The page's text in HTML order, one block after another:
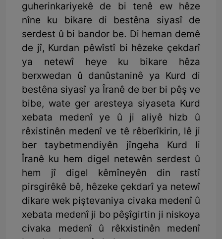
guherinkariyekê de bi tenê ew hêze
nîne ku bikare di bestêna siyasî de
serdest û bi bandor be. Di heman demê
de jî, Kurdan pêwîstî bi hêzeke çekdarî
ya netewî heye ku bikare hêza
berxwedan û danûstaninê ya Kurd di
bestêna siyasî ya Îranê de ber bi pêş ve
bibe, wate ger aresteya siyaseta Kurd
xebata medenî ye û ji aliyê hizb û
rêxistinên medenî ve tê rêberîkirin, lê ji
ber taybetmendiyên jîngeha Kurd li
Îranê ku hem digel netewên serdest û
hem jî digel kêmîneyên din rastî
pirsgirêkê bê, hêzeke çekdarî ya netewî
dikare wek piştevaniya civaka medenî û
xebata medenî ji bo pêşîgirtin ji niskoya
civaka medenî û rêkxistinên medenî